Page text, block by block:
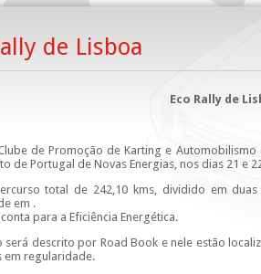
de Lisboa
Eco Rally de
de Promoção de Karting e
de Portugal de Novas Energias, nos dias 21 e
total de 242,10 kms, dividido em
em .
conta para a Eficiência Energética.
será descrito por Road Book e nele estão
em regularidade.